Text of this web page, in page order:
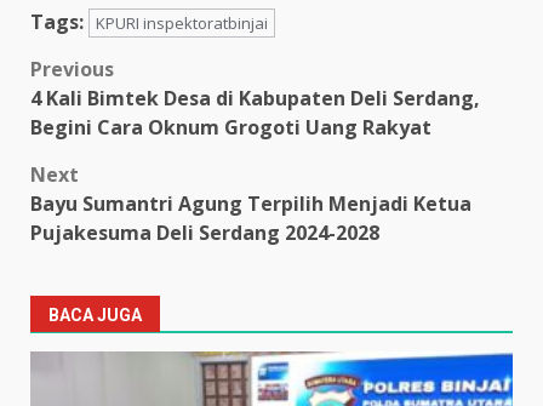
Tags:
KPURI inspektoratbinjai
Post
navigation
Previous
4 Kali Bimtek Desa di Kabupaten Deli Serdang,
Begini Cara Oknum Grogoti Uang Rakyat
Next
Bayu Sumantri Agung Terpilih Menjadi Ketua
Pujakesuma Deli Serdang 2024-2028
BACA JUGA